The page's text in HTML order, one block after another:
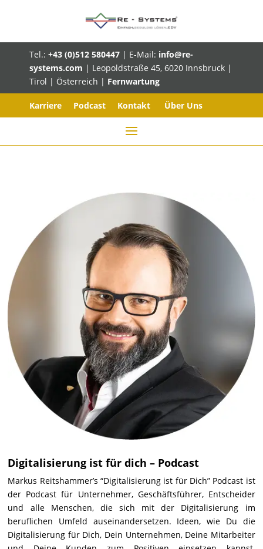
Tel.: +43 (0)512 580447 | E-Mail: info@re-
systems.com | Leopoldstraße 45, 6020 Innsbruck |
Tirol | Österreich | Fernwartung
Karriere Podcast Kontakt Über Uns
Digitalisierung ist für dich – Podcast
Markus Reitshammer’s “Digitalisierung ist für Dich” Podcast ist
der Podcast für Unternehmer, Geschäftsführer, Entscheider
und alle Menschen, die sich mit der Digitalisierung im
beruflichen Umfeld auseinandersetzen. Ideen, wie Du die
Digitalisierung für Dich, Dein Unternehmen, Deine Mitarbeiter